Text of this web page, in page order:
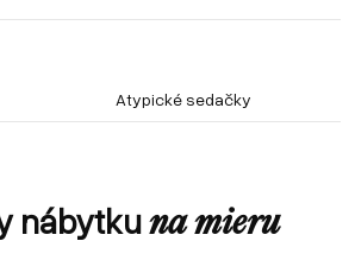
Atypické sedačky
nábytkuna mieru